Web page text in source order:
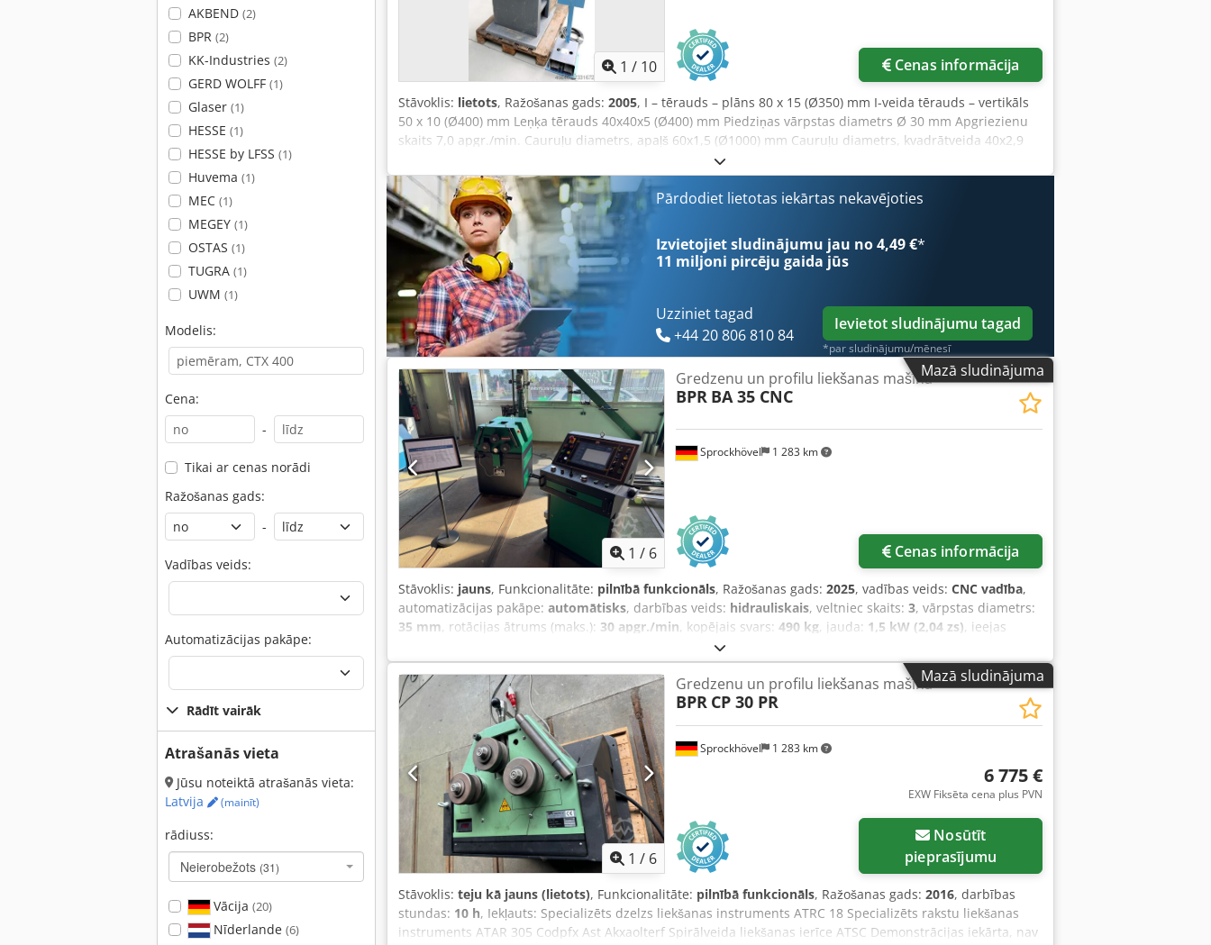
AKBEND (2)
BPR (2)
KK-Industries (2)
GERD WOLFF (1)
Glaser (1)
HESSE (1)
HESSE by LFSS (1)
Huvema (1)
MEC (1)
MEGEY (1)
OSTAS (1)
TUGRA (1)
UWM (1)
Modelis:
Cena:
-
Tikai ar cenas norādi
Ražošanas gads:
-
Vadības veids:
Automatizācijas pakāpe:
Rādīt vairāk
Atrašanās vieta
Jūsu noteiktā atrašanās vieta:
Latvija
(mainīt)
rādiuss:
Neierobežots (31)
Vācija (20)
Nīderlande (6)
1 / 10 Cenas informācija
Stāvoklis: lietots, Ražošanas gads: 2005, I – tērauds – plāns 80 x 15 (Ø350) mm I-veida tērauds – vertikāls
50 x 10 (Ø400) mm Leņķa tērauds 40x40x5 (Ø400) mm Piedziņas vārpstas diametrs Ø 30 mm Apgriezienu
skaits 7,0 apgr./min. Cauruļu diametrs, apaļš 60x1,5 (Ø1000) mm Cauruļu diametrs, kvadrātveida 40x2,9
(Ø1000) mm Kopējā jaudas patēriņš 0,75 kW Mašīnas svars apmēram 160 kg Nepieciešamā telpa
apmēram 650 x 600 x 1400 mm Aprīkojums: Crodpfxezluk Es Altsf - elektromotora piedziņas gredzena
profila liekšanas iekārta - divi piedziņas rulli (apakšējie rulli) - manuāla augšējā rulla regulēšana -
komplektā ar analogo pozīcijas indikatoru (mm skala) - vārpstu gultņi ar koniskajiem rulliņu gultņiem - 2
laterāli virzošie rulli - mašīnas pamatne - 1 brīvi kustīga vadības ierīce * Rullīšu kustības virziens pa
labi/pa kreisi - dažādi rullīši ir iekļauti piegādes komplektā
Pārdodiet lietotas iekārtas nekavējoties
Izvietojiet sludinājumu jau no 4,49 €*
11 miljoni pircēju gaida jūs
Uzziniet tagad
+44 20 806 810 84
Ievietot sludinājumu tagad
*par sludinājumu/mēnesī
Mazā sludinājuma
1 / 6
Sprockhövel 1 283 km
Gredzenu un profilu liekšanas mašīna
BPR BA 35 CNC
Cenas informācija
Stāvoklis: jauns, Funkcionalitāte: pilnībā funkcionāls, Ražošanas gads: 2025, vadības veids: CNC vadība,
automatizācijas pakāpe: automātisks, darbības veids: hidrauliskais, veltniec skaits: 3, vārpstas diametrs:
35 mm, rotācijas ātrums (maks.): 30 apgr./min, kopējais svars: 490 kg, jauda: 1,5 kW (2,04 zs), ieejas
, garantijas ilgums:
dokumentācija / rokasgrāmata, BPR BA 35 CNC Trīs veltņu riņķa locīšanas mašīna, hidrauliskā Tehniskie
dati: Vārpstas diametrs: 35 mm Veltņa diametrs: pēc pieprasījuma Vārpstas no izturīga tērauda, rūdītas
un slīpētas Piedziņas motora jauda: 1,1 kW, 50 Hz Hidrauliskās sūkņa motora jauda: 3 kW Vārpstas
apgrieziena ātrums (regulējams): 0–30 apgr./min Darba pozīcija: horizontāla un vertikāla Atsevišķs vadības
pults Ārējie izmēri: 740 x 1020 x 1110 mm Vadības pults izmēri: 600 x 710 x 1120 mm Svars: 490 kg
Hidrauliska sānu veltņa regulēšana Csdpewwt Hfefx Altsrf Trīs piedziņas veltņi ar gludu virsmu
Elektroniskā vadība: BPR Probending CNC Hidrauliskā cilindra spiedes spēks: 5500 kg Darba spiediens:
190 bāri Piederumi iekļauti komplektā: Veltņi 1" caurulēm Izlīdzināšanas veltņi Darbības atslēgas
Ekspluatācijas instrukcija
Mazā sludinājuma
1 / 6
Sprockhövel 1 283 km
Gredzenu un profilu liekšanas mašīna
BPR CP 30 PR
6 775 €
EXW Fiksēta cena plus PVN
pieprasījumu
Stāvoklis: teju kā jauns (lietots), Funkcionalitāte: pilnībā funkcionāls, Ražošanas gads: 2016, darbības
stundas: 10 h, Iekļauts: Specializēts dzelzs liekšanas instruments ATRC 18 Specializēts rakstu liekšanas
instruments ATAR 305 Codpfx Ast Akxaolterf Spirālveida liekšanas ierīce ATSC Demonstrācijas iekārta, nav